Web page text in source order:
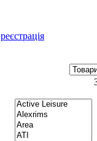
реєстрація